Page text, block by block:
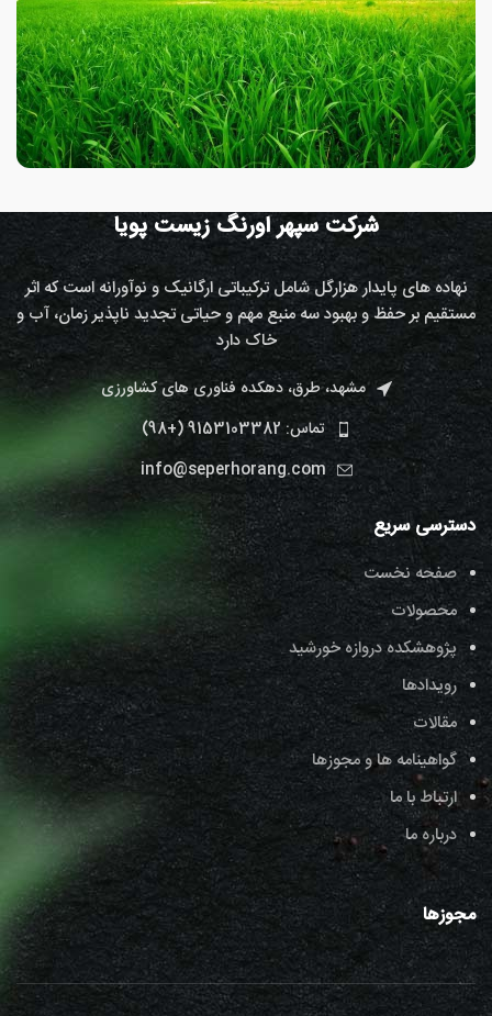
شرکت سپهر اورنگ زیست پویا
نهاده های پایدار هزارگل شامل ترکیباتی ارگانیک و نوآورانه است که اثر
مستقیم بر حفظ و بهبود سه منبع مهم و حیاتی تجدید ناپذیر زمان، آب و
خاک دارد
مشهد، طرق، دهکده فناوری های کشاورزی
تماس: 9153103382 (+98)
info@seperhorang.com
دسترسی سریع
صفحه نخست
محصولات
پژوهشکده دروازه خورشید
رویدادها
مقالات
گواهینامه ها و مجوزها
ارتباط با ما
درباره ما
مجوزها